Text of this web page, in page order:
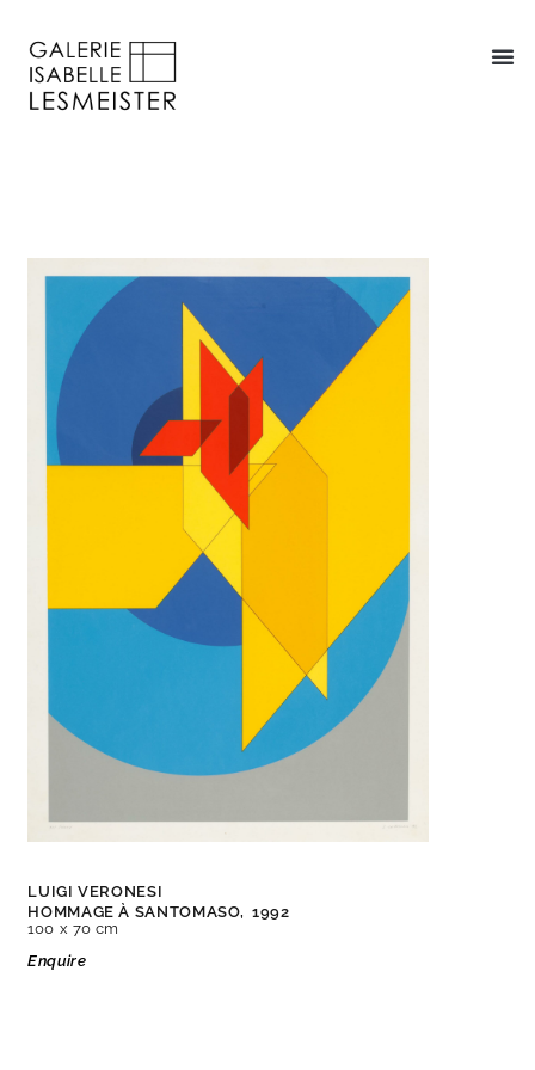
LUIGI VERONESI
HOMMAGE À SANTOMASO, 1992
100 x 70 cm
Enquire